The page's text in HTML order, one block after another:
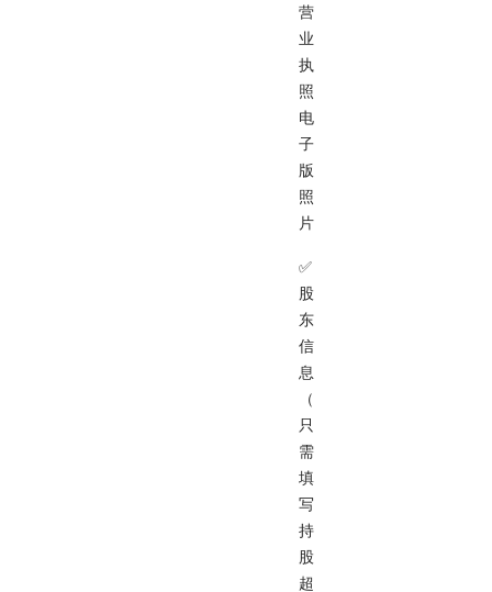
营
业
执
照
电
子
版
照
片
✅
股
东
信
息
（
只
需
填
写
持
股
超